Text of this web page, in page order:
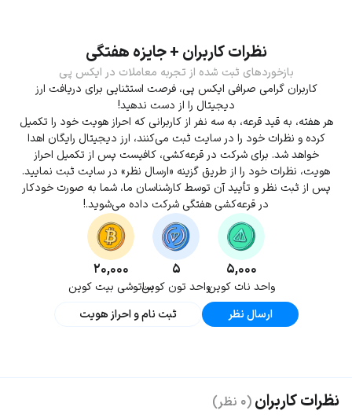
نظرات کاربران + جایزه هفتگی
بازخوردهای ثبت شده از تجربه معاملات در ایکس پی
کاربران گرامی صرافی ایکس پی، فرصت استثنایی برای دریافت ارز
دیجیتال را از دست ندهید!
هر هفته، به قید قرعه، به سه نفر از کاربرانی که احراز هویت خود را تکمیل
کرده و نظرات خود را در سایت ثبت می‌کنند، ارز دیجیتال رایگان اهدا
خواهد شد. برای شرکت در قرعه‌کشی، کافیست پس از تکمیل احراز
هویت، نظرات خود را از طریق گزینه «ارسال نظر» در سایت ثبت نمایید.
پس از ثبت نظر و تأیید آن توسط کارشناسان ما، شما به صورت خودکار
در قرعه‌کشی هفتگی شرکت داده می‌شوید.!
۵,۰۰۰
واحد نات کوین
۵
واحد تون کوین
۲۰,۰۰۰
ساتوشی بیت کوین
ارسال نظر
ثبت نام و احراز هویت
نظرات کاربران (۰ نظر)